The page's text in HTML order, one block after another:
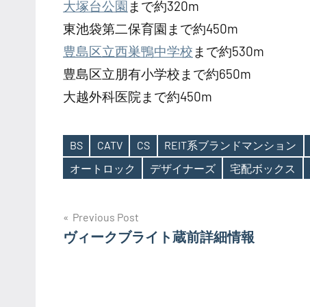
大塚台公園 まで約320m
東池袋第二保育園まで約450m
豊島区立西巣鴨中学校 まで約530m
豊島区立朋有小学校まで約650m
大越外科医院まで約450m
Tags
BS CATV CS REIT系ブランドマンション
オートロック
デザイナーズ 宅配ボックス
投
稿
Previous Post
ヴィークブライト蔵前詳細情報